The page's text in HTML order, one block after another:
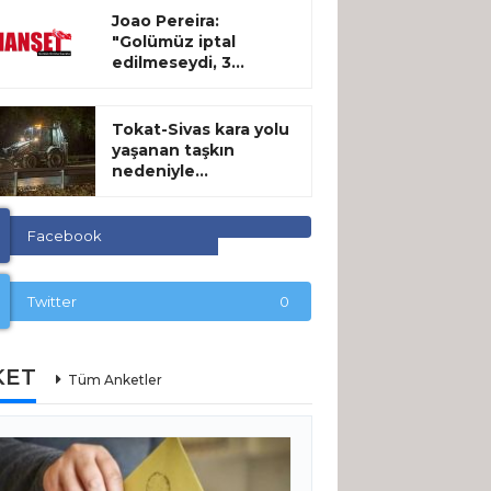
Joao Pereira:
"Golümüz iptal
edilmeseydi, 3...
Tokat-Sivas kara yolu
yaşanan taşkın
nedeniyle...
Facebook
Twitter 0
Tüm Anketler